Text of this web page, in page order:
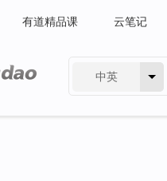
有道精品课 云笔记
中英